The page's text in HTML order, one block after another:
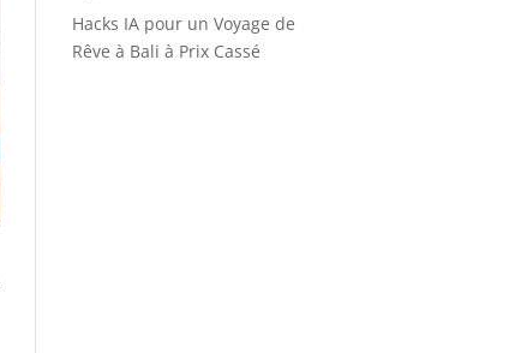
Hacks IA pour un Voyage de
Rêve à Bali à Prix Cassé